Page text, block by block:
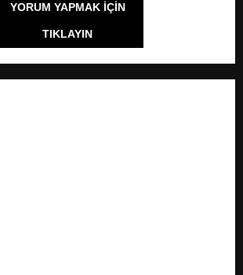
YORUM YAPMAK IÇIN
TIKLAYIN